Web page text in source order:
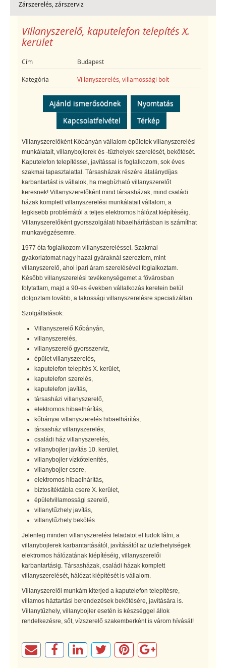
Zárszerelés, zárszerviz
Villanyszerelő, kaputelefon telepítés X.
kerület
Cím Budapest
Kategória Villanyszerelés, villamossági bolt
Ajánld ismerősödnek
Nyomtatás
Kapcsolatfelvétel
Térkép
Villanyszerelőként Kőbányán vállalom épületek villanyszerelési
munkálatait, villanybojlerek és -tűzhelyek szerelését, bekötését.
Kaputelefon telepítéssel, javítással is foglalkozom, sok éves
szakmai tapasztalattal. Társasházak részére átalánydíjas
karbantartást is vállalok, ha megbízható villanyszerelőt
keresnek! Villanyszerelőként mind társasházak, mind családi
házak komplett villanyszerelési munkálatait vállalom, a
legkisebb problémától a teljes elektromos hálózat kiépítéséig.
Villanyszerelőként gyorsszolgálati hibaelhárításban is számíthat
munkavégzésemre.
1977 óta foglalkozom villanyszereléssel. Szakmai
gyakorlatomat nagy hazai gyáraknál szereztem, mint
villanyszerelő, ahol ipari áram szerelésével foglalkoztam.
Később villanyszerelési tevékenységemet a fővárosban
folytattam, majd a 90-es években vállalkozás keretein belül
dolgoztam tovább, a lakossági villanyszerelésre specializáltan.
Szolgáltatások:
Villanyszerelő Kőbányán,
villanyszerelés,
villanyszerelő gyorsszerviz,
épület villanyszerelés,
kaputelefon telepítés X. kerület,
kaputelefon szerelés,
kaputelefon javítás,
társasházi villanyszerelő,
elektromos hibaelhárítás,
kőbányai villanyszerelés hibaelhárítás,
társasház villanyszerelés,
családi ház villanyszerelés,
villanybojler javítás 10. kerület,
villanybojler vízkőtelenítés,
villanybojler csere,
elektromos hibaelhárítás,
biztosítéktábla csere X. kerület,
épületvillamossági szerelő,
villanytűzhely javítás,
villanytűzhely bekötés
Jelenleg minden villanyszerelési feladatot el tudok látni, a
villanybojlerek karbantartásától, javításától az üzlethelyiségek
elektromos hálózatának kiépítéséig, villanyszerelői
karbantartásig. Társasházak, családi házak komplett
villanyszerelését, hálózat kiépítését is vállalom.
Villanyszerelői munkám kiterjed a kaputelefon telepítésre,
villamos háztartási berendezések bekötésére, javítására is.
Villanytűzhely, villanybojler esetén is készséggel állok
rendelkezésre, sőt, vízszerelő szakemberként is várom hívását!